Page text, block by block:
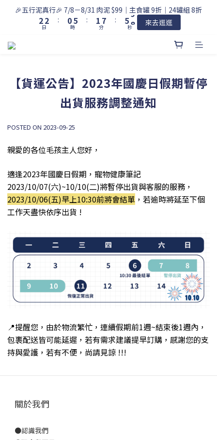
🎉五行泥真行🎉 7/8－8/31 肉泥 $99｜主食罐 9折｜24罐組 8折
3
2
1
3
2
1
日
:
1
0
6
5
4
時
:
2
1
0
8
7
6
1
0
分
:
6
5
4
9
8
7
2
1
0
秒 來去逛逛
【貨運公告】2023年國慶日假期暫停
出貨服務調整通知
POSTED ON 2023-09-25
親愛的各位毛孩主人您好，
適逢2023年國慶日假期，寵物健康筆記
2023/10/07(六)~10/10(二)將暫停出貨與客服的服務 ，
2023/10/06(五)早上10:30前將會結單 ，若逾時將延至下個
工作天盡快依序出貨 !
📍提醒您 ， 由於物流繁忙 ， 連續假期前1週~結束後1週內 ，
包裹配送皆可能延遲 ，若有需求建議提早訂購 ， 感謝您的支
持與愛護，若有不便，尚請見諒 !!!
關於我們
●認識我們